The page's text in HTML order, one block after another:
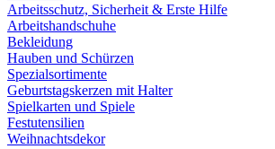
Arbeitsschutz, Sicherheit & Erste Hilfe
Arbeitshandschuhe
Bekleidung
Hauben und Schürzen
Spezialsortimente
Geburtstagskerzen mit Halter
Spielkarten und Spiele
Festutensilien
Weihnachtsdekor